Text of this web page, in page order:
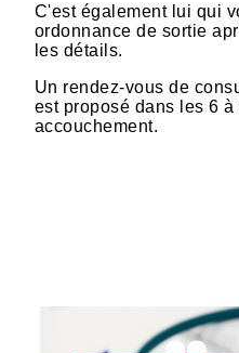
C'est également lui qui
ordonnance de sortie
les détails.
Un rendez-vous de
est proposé dans les 6
accouchement.